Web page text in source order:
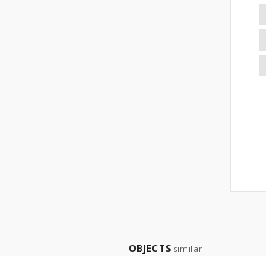
OBJECTS similar